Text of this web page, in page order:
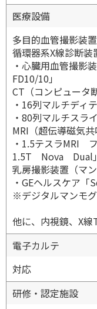
医療設備
多目的血管撮影装
循環器系X線診断装
・心臓用血管撮
FD10/10」
CT（コンピュータ
・16列マルチディ
・80列マルチスラ
MRI（超伝導磁気共
・1.5テスラMRI
1.5T Nova Dual」
乳房撮影装置（マン
・GEヘルスケア「
※デジタルマンモ
他に、内視鏡、X
電子カルテ
対応
研修・認定施設